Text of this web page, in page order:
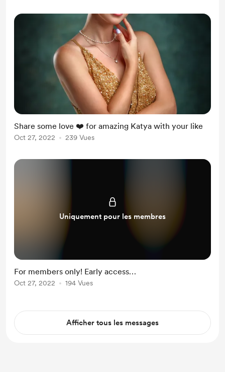
Share some love ❤️ for amazing Katya with your like
Oct 27, 2022 239 Vues
Uniquement pour les membres
For members only! Early access…
Oct 27, 2022 194 Vues
Afficher tous les messages